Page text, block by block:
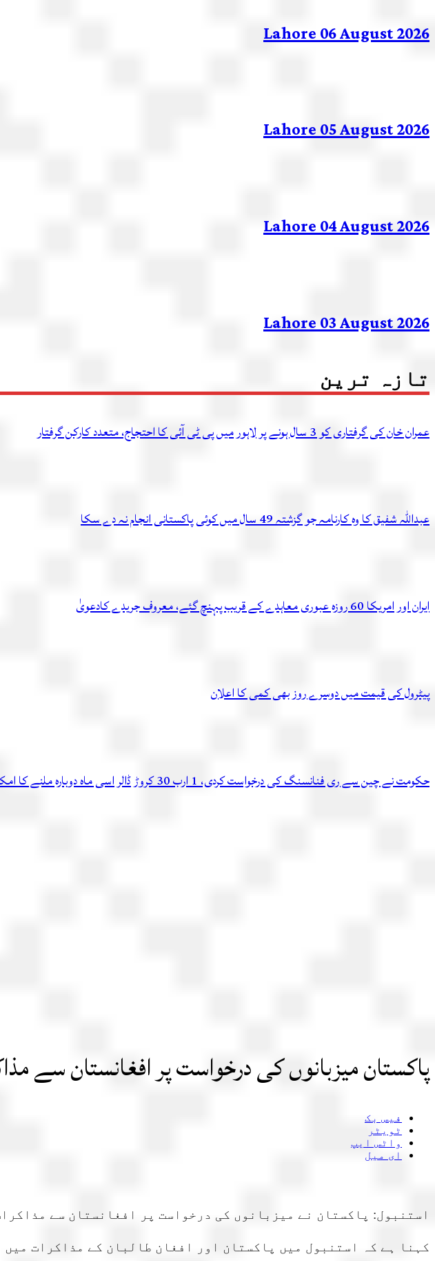
Lahore 06 August 2026
Lahore 05 August 2026
Lahore 04 August 2026
Lahore 03 August 2026
تازہ ترین
عمران خان کی گرفتاری کو 3 سال ہونے پر لاہور میں پی ٹی آئی کا احتجاج، متعدد کارکن گرفتار
عبداللہ شفیق کا وہ کارنامہ جو گزشتہ 49 سال میں کوئی پاکستانی انجام نہ دے سکا
ایران اور امریکا 60 روزہ عبوری معاہدے کے قریب پہنچ گئے، معروف جریدے کادعویٰ
پیٹرول کی قیمت میں دوسرے روز بھی کمی کا اعلان
حکومت نے چین سے ری فنانسنگ کی درخواست کردی، 1 ارب 30 کروڑ ڈالر اسی ماہ دوبارہ ملنے کا امکان
پاکستان میزبانوں کی درخواست پر افغانستان سے
فیس بک
ٹویٹر
واٹس ایپ
ای میل
استنبول: پاکستان نے میزبانوں کی درخواست پر افغانستان سے
کہنا ہے کہ استنبول میں پاکستان اور افغان طالبان کے مذاکرات